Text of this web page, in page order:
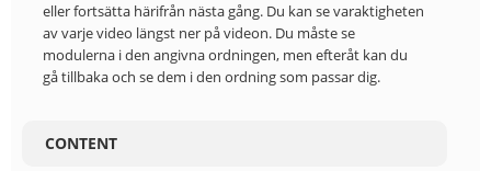
eller fortsätta härifrån nästa gång. Du kan se varaktigheten
av varje video längst ner på videon. Du måste se
modulerna i den angivna ordningen, men efteråt kan du
gå tillbaka och se dem i den ordning som passar dig.
CONTENT